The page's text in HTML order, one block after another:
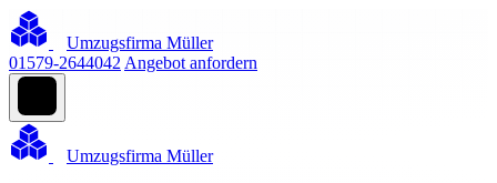
Umzugsfirma Müller
01579-2644042 Angebot anfordern
Umzugsfirma Müller